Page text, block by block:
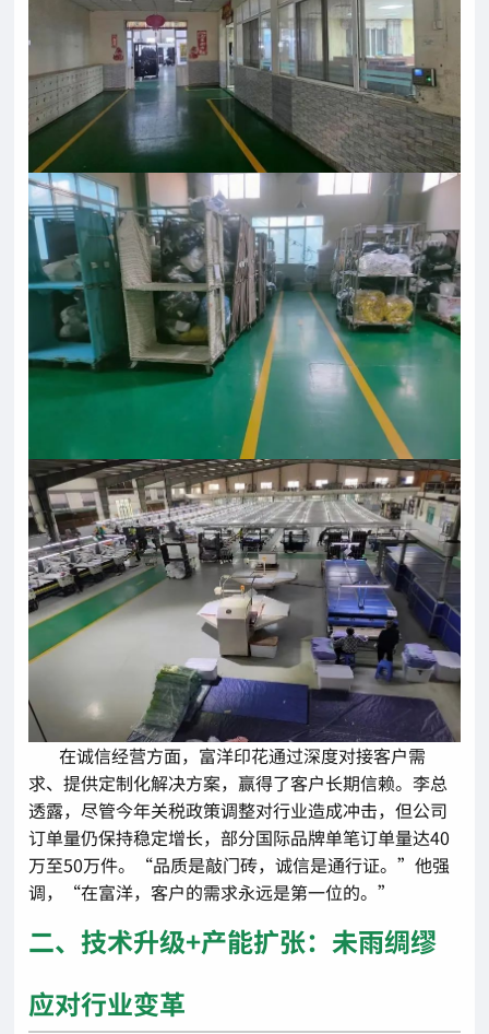
在诚信经营方面，富洋印花通过深度对接客户需
求、提供定制化解决方案，赢得了客户长期信赖。李总
透露，尽管今年关税政策调整对行业造成冲击，但公司
订单量仍保持稳定增长，部分国际品牌单笔订单量达40
万至50万件。“品质是敲门砖，诚信是通行证。”他强
调，“在富洋，客户的需求永远是第一位的。”
二、技术升级+产能扩张：未雨绸缪
应对行业变革